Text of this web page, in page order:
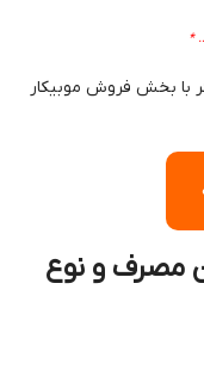
*
با بخش فروش موبیکار
مصرف و نوع